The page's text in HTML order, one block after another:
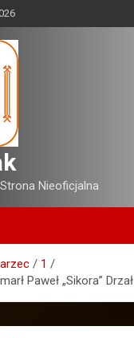
Nieoficjalna
1
Paweł „Sikora” Drzał